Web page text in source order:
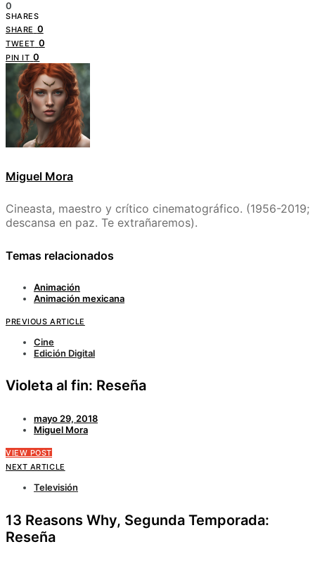
0
SHARES
SHARE 0
TWEET 0
PIN IT 0
Miguel Mora
Cineasta, maestro y crítico cinematográfico. (1956-2019;
descansa en paz. Te extrañaremos).
Temas relacionados
Animación
Animación mexicana
PREVIOUS ARTICLE
Cine
Edición Digital
Violeta al fin: Reseña
mayo 29, 2018
Miguel Mora
VIEW POST
NEXT ARTICLE
Televisión
13 Reasons Why, Segunda Temporada:
Reseña